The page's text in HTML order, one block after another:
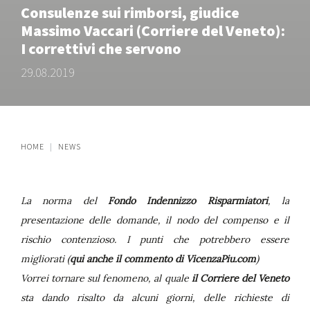
Consulenze sui rimborsi, giudice
Massimo Vaccari (Corriere del Veneto):
I correttivi che servono
29.08.2019
HOME NEWS
La norma del Fondo Indennizzo Risparmiatori, la
presentazione delle domande, il nodo del compenso e il
rischio contenzioso. I punti che potrebbero essere
migliorati (qui anche il commento di VicenzaPiu.com)
Vorrei tornare sul fenomeno, al quale il Corriere del Veneto
sta dando risalto da alcuni giorni, delle richieste di